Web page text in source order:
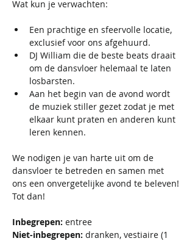
Wat kun je verwachten:
Een prachtige en sfeervolle locatie,
exclusief voor ons afgehuurd.
DJ William die de beste beats draait
om de dansvloer helemaal te laten
losbarsten.
Aan het begin van de avond wordt
de muziek stiller gezet zodat je met
elkaar kunt praten en anderen kunt
leren kennen.
We nodigen je van harte uit om de
dansvloer te betreden en samen met
ons een onvergetelijke avond te beleven!
Tot dan!
Inbegrepen: entree
Niet-inbegrepen: dranken, vestiaire (1